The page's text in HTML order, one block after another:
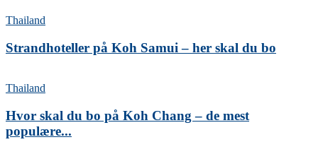
Thailand
Strandhoteller på Koh Samui – her skal du bo
Thailand
Hvor skal du bo på Koh Chang – de mest
populære...